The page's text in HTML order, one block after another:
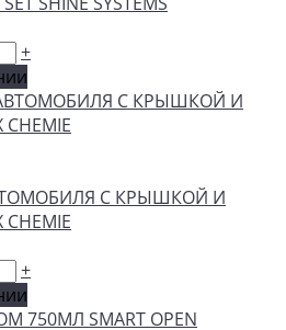
+
С КРЫШКОЙ И
+